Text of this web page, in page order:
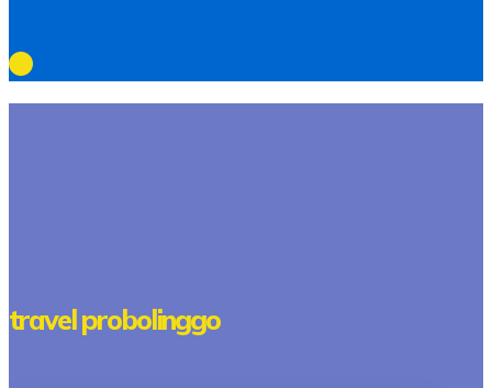
travel probolinggo